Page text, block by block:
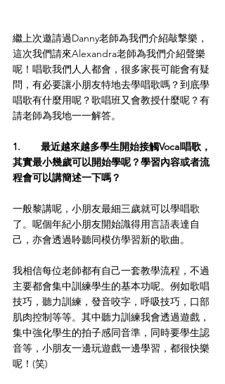
繼上次邀請過Danny老師為我們介紹敲撃樂，
這次我們請來Alexandra老師為我們介紹聲樂
呢！唱歌我們人人都會，很多家長可能會有疑
問，有必要讓小朋友特地去學唱歌嗎？到底學
唱歌有什麼用呢？歌唱班又會教授什麼呢？有
請老師為我地一一解答。
1.	最近越來越多學生開始接觸Vocal唱歌，
其實最小幾歲可以開始學呢？學習內容或者流
程會可以講簡述一下嗎？
一般黎講呢，小朋友最細三歲就可以學唱歌
了。呢個年紀小朋友開始識得用言語表達自
己，亦會透過聆聽同模仿學習新的歌曲。
我相信每位老師都有自己一套教學流程，不過
主要都會集中訓練學生的基本功呢。例如歌唱
技巧，聽力訓練，發音咬字，呼吸技巧，口部
肌肉控制等等。其中聽力訓練我會透過遊戲，
集中強化學生的拍子感同音準，同時要學生認
音等，小朋友一邊玩遊戲一邊學習，都很快樂
呢！(笑)